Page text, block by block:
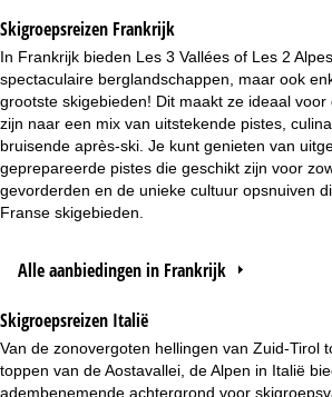
Skigroepsreizen Frankrijk
In Frankrijk bieden Les 3 Vallées of Les 2
spectaculaire berglandschappen, maar ook
grootste skigebieden! Dit maakt ze ideaal
zijn naar een mix van uitstekende pistes,
bruisende après-ski. Je kunt genieten van
geprepareerde pistes die geschikt zijn voor
gevorderden en de unieke cultuur opsnuiven
Franse skigebieden.
Alle aanbiedingen in Frankrijk
Skigroepsreizen Italië
Van de zonovergoten hellingen van Zuid-Tirol
toppen van de Aostavallei, de Alpen in Italië
adembenemende achtergrond voor